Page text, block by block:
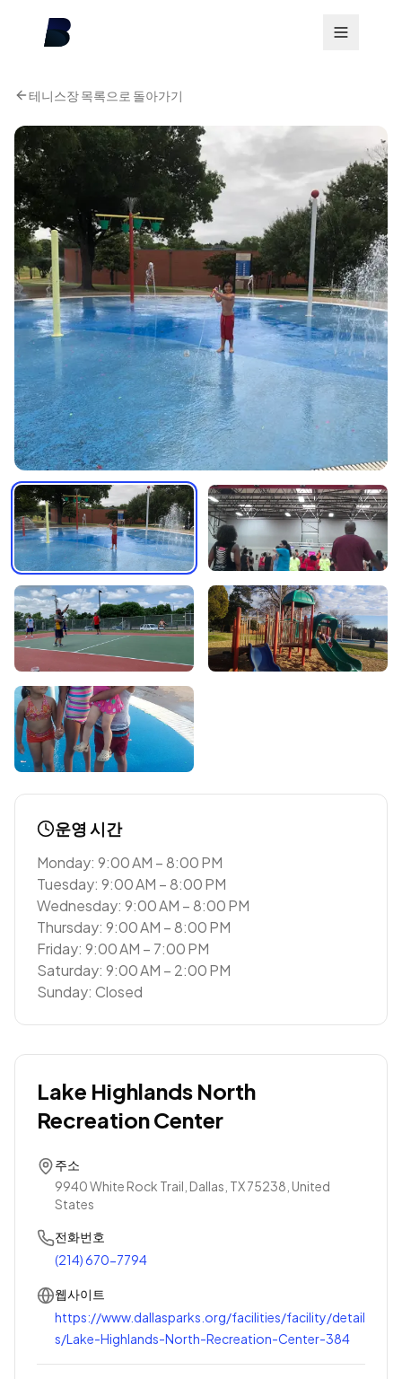
테니스장 목록으로 돌아가기
운영 시간
Monday: 9:00 AM – 8:00 PM
Tuesday: 9:00 AM – 8:00 PM
Wednesday: 9:00 AM – 8:00 PM
Thursday: 9:00 AM – 8:00 PM
Friday: 9:00 AM – 7:00 PM
Saturday: 9:00 AM – 2:00 PM
Sunday: Closed
Lake Highlands North
Recreation Center
주소
9940 White Rock Trail, Dallas, TX 75238, United
States
전화번호
(214) 670-7794
웹사이트
https://www.dallasparks.org/facilities/facility/detail
s/Lake-Highlands-North-Recreation-Center-384